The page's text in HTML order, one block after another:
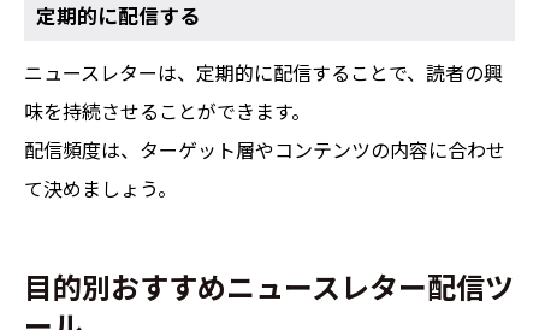
定期的に配信する
ニュースレターは、定期的に配信することで、読者の興
味を持続させることができます。
配信頻度は、ターゲット層やコンテンツの内容に合わせ
て決めましょう。
目的別おすすめニュースレター配信ツ